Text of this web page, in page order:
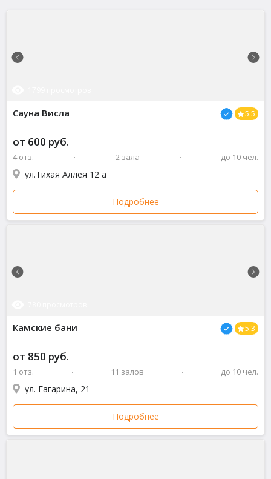
5.5
Сауна Висла
от 600 руб.
4 отз. 2 зала до 10 чел.
ул.Тихая Аллея 12 а
Подробнее
5.3
Камские бани
от 850 руб.
1 отз. 11 залов до 10 чел.
ул. Гагарина, 21
Подробнее